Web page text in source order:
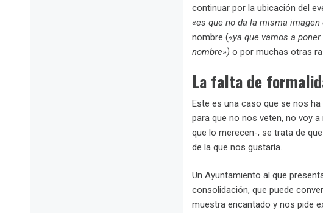
continuar por la ubicación del
«es que no da la misma
nombre («ya que vamos a
nombre») o por muchas otras
La falta de
Este es una caso que se nos
para que no nos veten, no voy
que lo merecen-; se trata de
de la que nos gustaría.
Un Ayuntamiento al que
consolidación, que puede
muestra encantado y nos pide